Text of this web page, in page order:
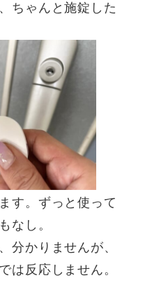
ちゃんと施錠した
す。ずっと使って
なし。
分かりませんが、
は反応しません。